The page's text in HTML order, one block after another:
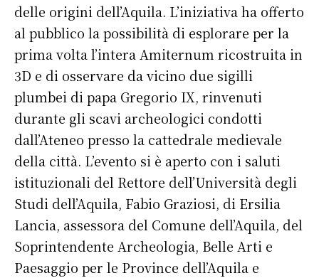
delle origini dell’Aquila. L’iniziativa ha offerto
al pubblico la possibilità di esplorare per la
prima volta l’intera Amiternum ricostruita in
3D e di osservare da vicino due sigilli
plumbei di papa Gregorio IX, rinvenuti
durante gli scavi archeologici condotti
dall’Ateneo presso la cattedrale medievale
della città. L’evento si è aperto con i saluti
istituzionali del Rettore dell’Università degli
Studi dell’Aquila, Fabio Graziosi, di Ersilia
Lancia, assessora del Comune dell’Aquila, del
Soprintendente Archeologia, Belle Arti e
Paesaggio per le Province dell’Aquila e